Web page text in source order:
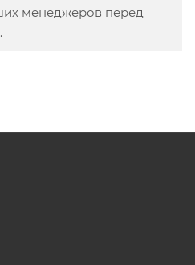
менеджеров перед